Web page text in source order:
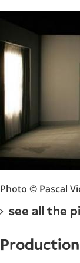
Photo © Pascal
see all the
production